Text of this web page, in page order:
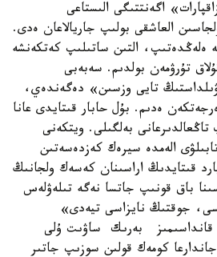
اگەنتتىگى الىستاعى
العاشقى بولىپ جاريالاعان ەدى.
ەلەڭدەتىپ، التىن ساتىلىپ كەتكەنشە
تۇرۋمەن بولدىم. سەبەبى
تايى وزسىن» دەگەندەي،
ەدىم. بۇل حابار قىتايدى عانا
بەلگىلى. ويتكەنى
الەمدە سيرەك كەزدەسەتىن
قىتايدىڭ اراسىنان كەسەك ولجانىڭ
باق قونىپ جاتسا نەگە تىلەۋلەس
جوقتىڭ نايزاسى تيەدى»
قانداسىمىز بەرىك ساۋىت ۇلى
كومەك قولىن سوزىپ جاتىر